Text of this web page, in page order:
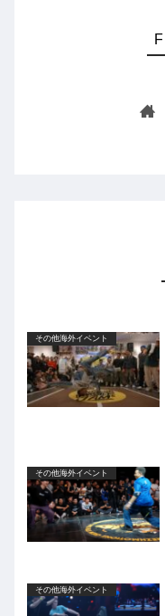
その他海外イベント
その他海外イベント
その他海外イベント